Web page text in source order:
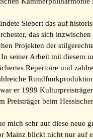
Siebert das auf
das sich
Projekten der
seiner Arbeit mit diesem
Repertoire und
er 1999
Preisträger beim
mich sehr auf diese neue
Mainz blickt nicht nur auf